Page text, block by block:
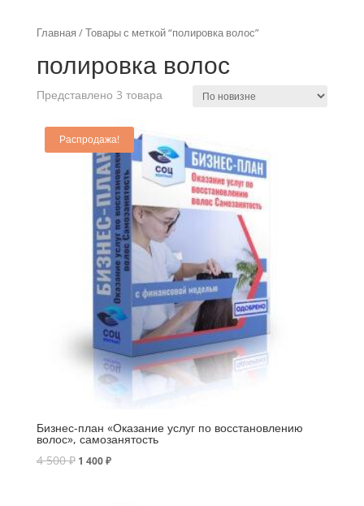
Главная / Товары с меткой “полировка волос”
полировка волос
Представлено 3 товара
Распродажа!
Бизнес-план «Оказание услуг по восстановлению
волос», самозанятость
4 500₽ 1 400₽